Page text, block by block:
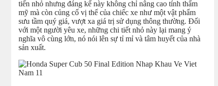
tiến nhỏ nhưng đáng kể này không chỉ nâng cao tính thẩm
mỹ mà còn củng cố vị thế của chiếc xe như một vật phẩm
sưu tầm quý giá, vượt xa giá trị sử dụng thông thường. Đối
với một người yêu xe, những chi tiết nhỏ này lại mang ý
nghĩa vô cùng lớn, nó nói lên sự tỉ mỉ và tâm huyết của nhà
sản xuất.